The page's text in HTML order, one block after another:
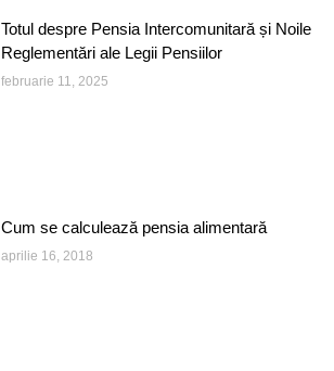
Totul despre Pensia Intercomunitară și Noile
Reglementări ale Legii Pensiilor
februarie 11, 2025
Cum se calculează pensia alimentară
aprilie 16, 2018